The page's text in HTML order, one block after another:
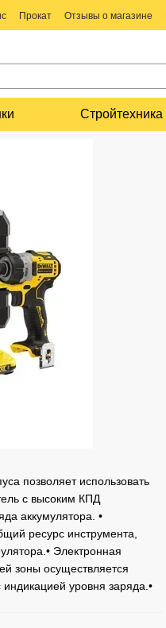
Прокат Отзывы о магазине
Стройтехника
позволяет использовать
с высоким КПД
аккумулятора. •
ресурс инструмента,
Электронная
зоны осуществляется
уровня заряда.•